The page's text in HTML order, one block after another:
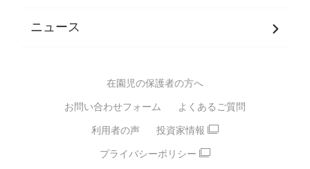
バイリンガル保育園
スポーツ保育園
モンテッソーリ式保育園
STEAMS保育・学童
えいご
SDGsについて
ニュース
在園児の保護者の方へ
お問い合わせフォーム よくあるご質問
利用者の声 投資家情報
プライバシーポリシー